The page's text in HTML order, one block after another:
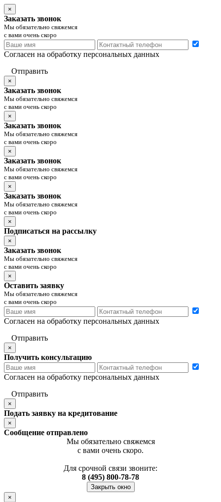
×
Заказать звонок
Мы обязательно свяжемся
с вами очень скоро
Согласен на обработку персональных данных
Отправить
×
Заказать звонок
Мы обязательно свяжемся
с вами очень скоро
×
Заказать звонок
Мы обязательно свяжемся
с вами очень скоро
×
Заказать звонок
Мы обязательно свяжемся
с вами очень скоро
×
Заказать звонок
Мы обязательно свяжемся
с вами очень скоро
×
Подписаться на рассылку
×
Заказать звонок
Мы обязательно свяжемся
с вами очень скоро
×
Оставить заявку
Мы обязательно свяжемся
с вами очень скоро
Согласен на обработку персональных данных
Отправить
×
Получить консультацию
Согласен на обработку персональных данных
Отправить
×
Подать заявку на кредитование
×
Сообщение отправлено
Мы обязательно свяжемся
с вами очень скоро.
Для срочной связи звоните:
8 (495) 800-78-78
Закрыть окно
×